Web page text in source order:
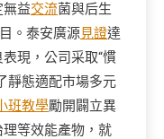
益交流菌與后生
。泰安廣源見證達
現，公司采取“慣
靜態適配市場多元
班教學勵開闢立異
等效能產物，就